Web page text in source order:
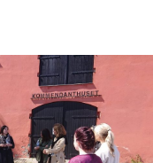
v
äl
ja
b
o
rt